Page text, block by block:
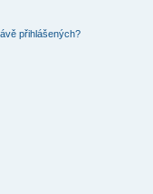
přihlášených?